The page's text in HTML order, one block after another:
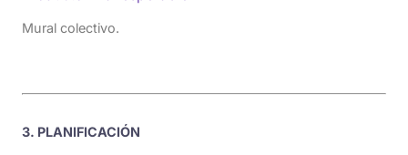
Mural colectivo.
3. PLANIFICACIÓN